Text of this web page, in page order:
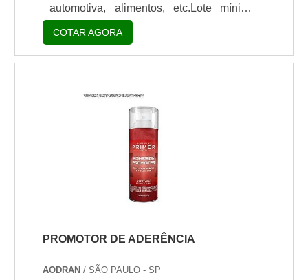
automotiva, alimentos, etc.Lote mínimo
de: 1 embalagem - 20kgPara indústrias
plásticas, de tintas e vernizes, gráfica, de
adesivagem e muitas outras, comprar
realização de testes e controle de
qualidade dos materiais produzidos, uma
vez que as lâmpadas UV simulam as
condições dos raios solares, o qual os
materiais serão expostos e assim, é
possível dimensionar a du.
COTAR AGORA
PROMOTOR DE ADERÊNCIA
AODRAN / SÃO PAULO - SP